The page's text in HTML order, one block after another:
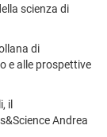
scienza di
di
e alle prospettive
il
Andrea